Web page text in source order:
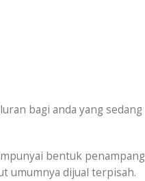
bagi anda yang sedang
bentuk penampang
umumnya dijual terpisah.